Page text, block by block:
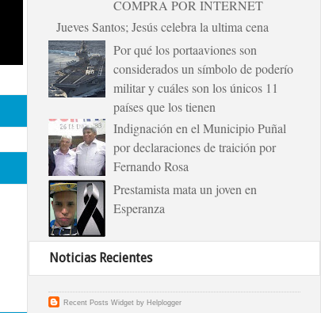
COMPRA POR INTERNET
Jueves Santos; Jesús celebra la ultima cena
Por qué los portaaviones son
considerados un símbolo de poderío
militar y cuáles son los únicos 11
países que los tienen
Indignación en el Municipio Puñal
por declaraciones de traición por
Fernando Rosa
Prestamista mata un joven en
Esperanza
Noticias Recientes
Recent Posts Widgetby Helplogger